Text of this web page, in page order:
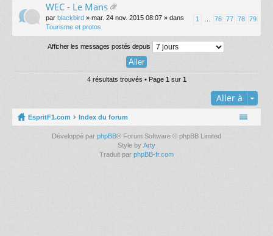
nt
WEC - Le Mans
ic
er
(s
nt
(s
1 76 77 78 79
par blackbird » mar. 24 nov. 2015 08:07 » dans
Tourisme et protos
Afficher les messages postés depuis
4 résultats trouvés • Page 1 sur 1
Aller à
EspritF1.com Index du forum
Développé par phpBB® Forum Software © phpBB Limited
Style by Arty
Traduit par phpBB-fr.com